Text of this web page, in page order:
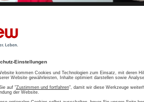
in der Version 1.1 durch
2023 her­an­ge­zo­gen
nach § 8a
oder auch virtuelle